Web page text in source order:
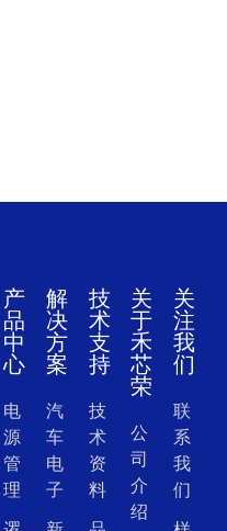
产
品
中
心
电
源
管
理
解
决
方
案
汽
车
电
子
技
术
支
持
技
术
资
料
关
于
禾
芯
荣
公
司
介
绍
关
注
我
们
联
系
我
们